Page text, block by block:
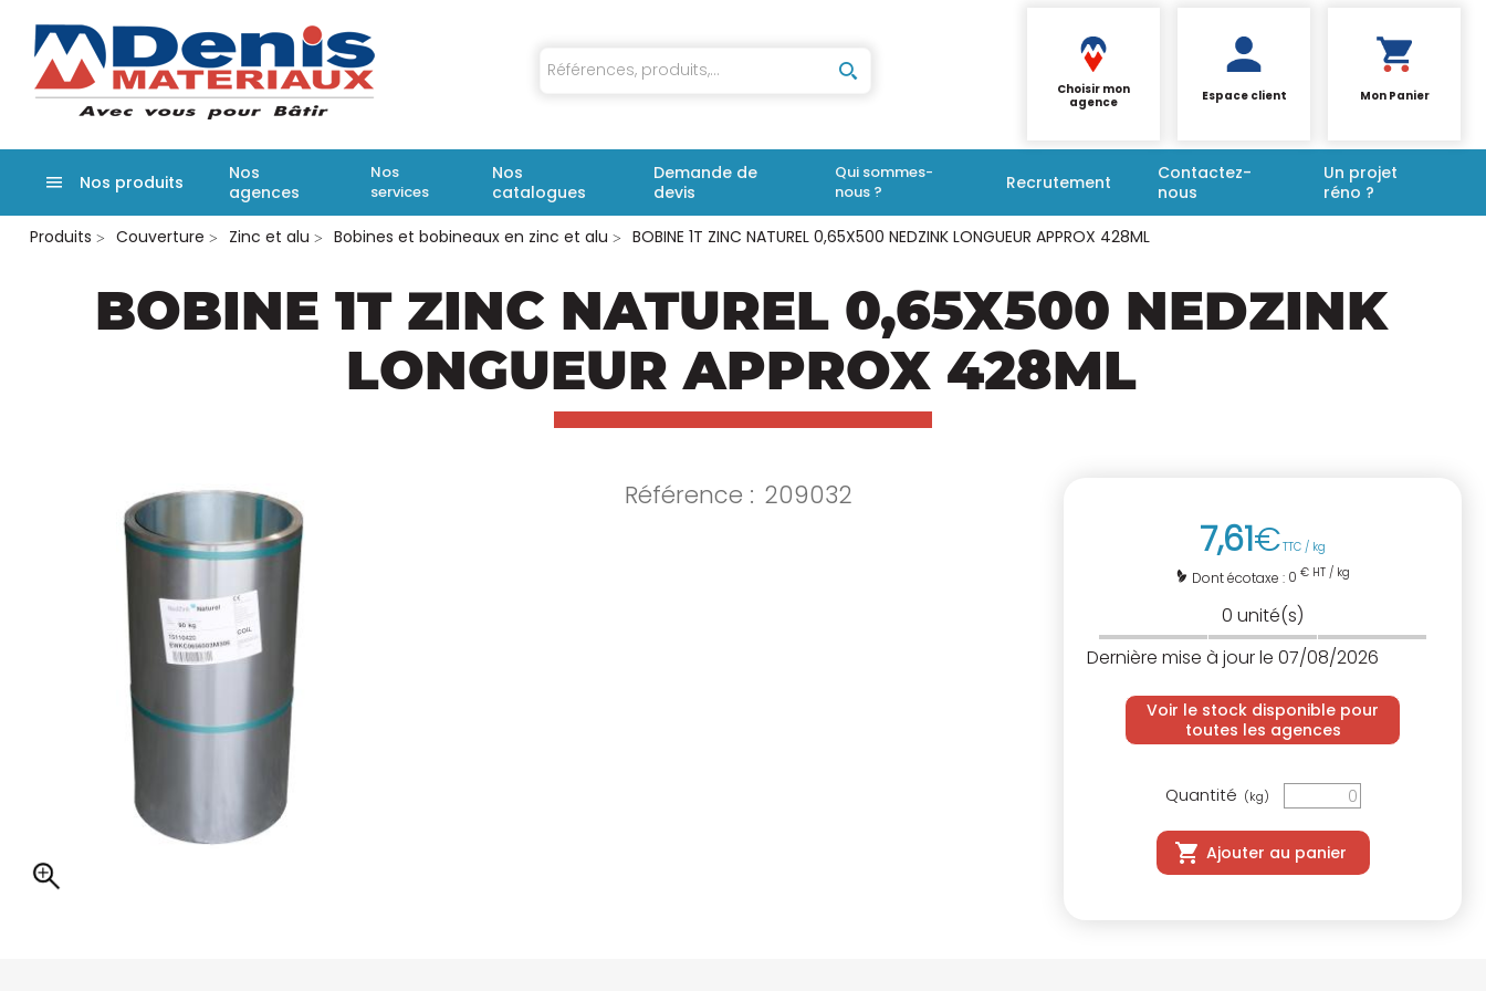
Aller
Choisir mon
agence
Espace client Mon Panier
Nos produits
Nos
agences
Nos
services
Nos
catalogues
Demande de
devis
Qui sommes-
nous ?
Recrutement
Contactez-
nous
Un projet
réno ?
Produits
Couverture Zinc et alu Bobines et bobineaux en zinc et alu BOBINE 1T ZINC NATUREL 0,65X500 NEDZINK LONGUEUR APPROX 428ML
BOBINE 1T ZINC NATUREL 0,65X500 NEDZINK
LONGUEUR APPROX 428ML
Référence : 209032
7,61€TTC / kg
Dont écotaxe : 0 € HT / kg
0 unité(s)
Dernière mise à jour le 07/08/2026
Voir le stock disponible pour
toutes les agences
Quantité (kg)
Ajouter au panier